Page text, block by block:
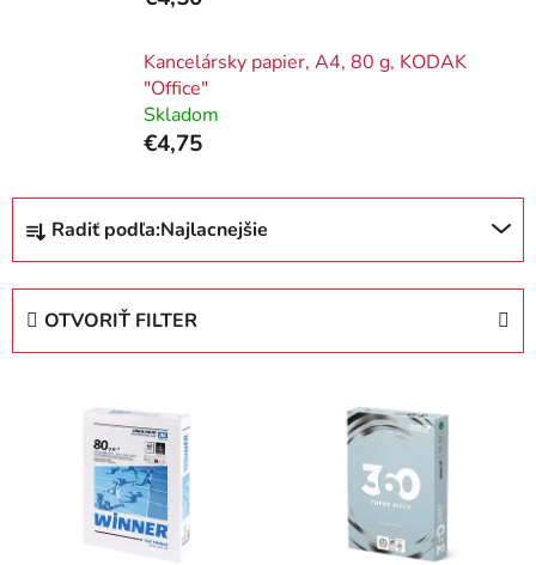
Kancelársky papier, A4, 80 g, KODAK
"Office"
Skladom
€4,75
R
d
Radiť podľa:Najlacnejšie
OTVORIŤ FILTER